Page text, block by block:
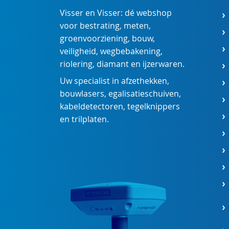
Visser en Visser: dé webshop
voor bestrating, meten,
groenvoorziening, bouw,
veiligheid, wegbebakening,
riolering, diamant en ijzerwaren.
Uw specialist in afzethekken,
bouwlasers, egalisatieschuiven,
kabeldetectoren, tegelknippers
en trilplaten.